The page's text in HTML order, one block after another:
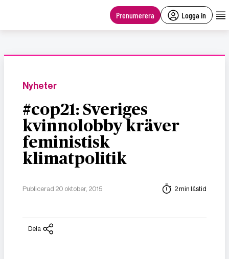
Prenumerera Logga in
Nyheter
#cop21: Sveriges
kvinnolobby kräver
feministisk
klimatpolitik
Publicerad 20 oktober, 2015 2 min lästid
Dela